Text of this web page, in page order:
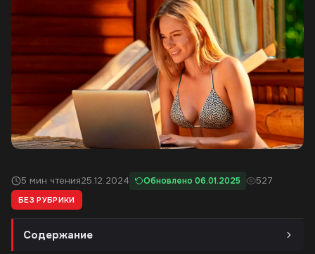
5 мин чтения25.12.2024 Обновлено 06.01.2025 527
БЕЗ РУБРИКИ
Содержание